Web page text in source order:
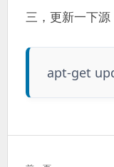
三，更新一下源
apt-get
文